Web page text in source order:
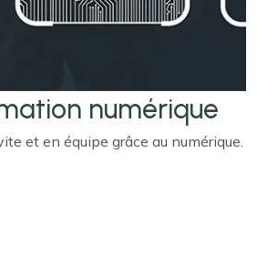
numérique
et en équipe grâce au numérique.